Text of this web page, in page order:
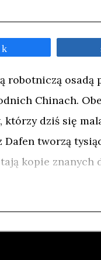
robotniczą
Chinach.
którzy dziś się
tworzą
kopie znanych
świecie. Roczna